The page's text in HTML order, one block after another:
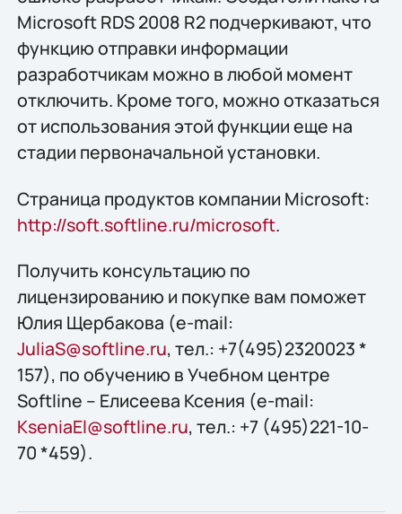
Microsoft RDS 2008 R2 подчеркивают, что
функцию отправки информации
разработчикам можно в любой момент
отключить. Кроме того, можно отказаться
от использования этой функции еще на
стадии первоначальной установки.
Страница продуктов компании Microsoft:
http://soft.softline.ru/microsoft.
Получить конcультацию по
лицензированию и покупке вам поможет
Юлия Щербакова (e-mail:
JuliaS@softline.ru, тел.: +7(495)2320023 *
157), по обучению в Учебном центре
Softline – Елисеева Ксения (e-mail:
KseniaEl@softline.ru, тел.: +7 (495)221-10-
70 *459).